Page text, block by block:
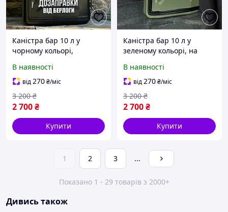
Каністра бар 10 л у
чорному кольорі,
чоловікові, шефу,
командиру
В наявності
від270₴/міс
2 700₴
3 200 ₴
Купити
Каністра бар 10 л у
зеленому кольорі, на
В наявності
від270₴/міс
2 700₴
3 200 ₴
Купити
1 2 3 ...
Показано 1 - 29 товарів з 2000+
Дивись також